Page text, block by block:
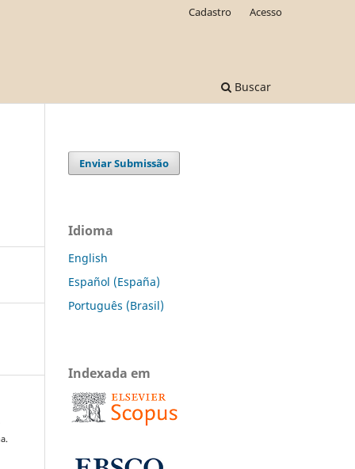
Buscar
Cadastro Acesso
Enviar Submissão
Idioma
English
Español (España)
Português (Brasil)
Indexada em